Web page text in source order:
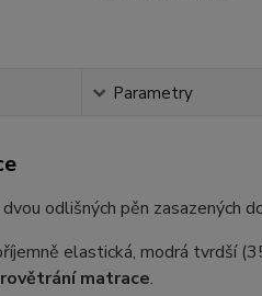
Parametry
odlišných pěn zasazených
elastická, modrá tvrdší
matrace.